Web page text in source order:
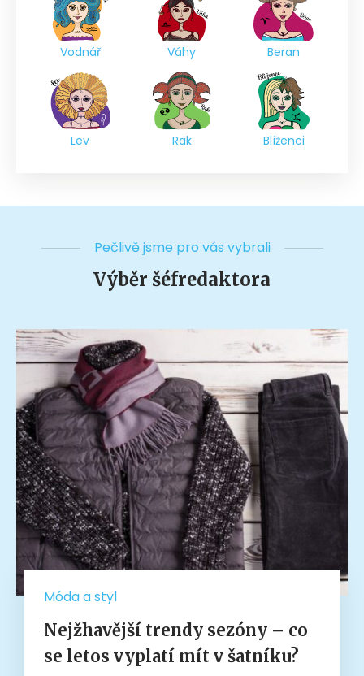
Vodnář Váhy Beran
Lev Rak Blíženci
Pečlivě jsme pro vás vybrali
Výběr šéfredaktora
Móda a styl
Nejžhavější trendy sezóny – co
se letos vyplatí mít v šatníku?